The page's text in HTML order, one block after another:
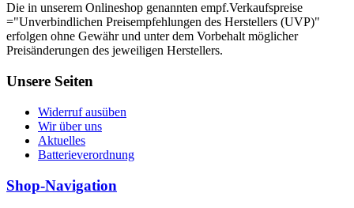
Die in unserem Onlineshop genannten empf.Verkaufspreise
="Unverbindlichen Preisempfehlungen des Herstellers (UVP)"
erfolgen ohne Gewähr und unter dem Vorbehalt möglicher
Preisänderungen des jeweiligen Herstellers.
Unsere Seiten
Widerruf ausüben
Wir über uns
Aktuelles
Batterieverordnung
Shop-Navigation